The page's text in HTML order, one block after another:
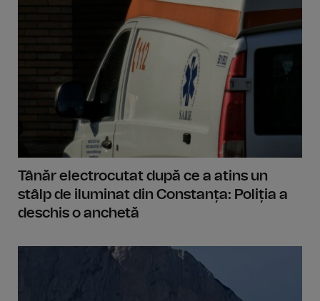
Tânăr electrocutat după ce a atins un
stâlp de iluminat din Constanța: Poliția a
deschis o anchetă